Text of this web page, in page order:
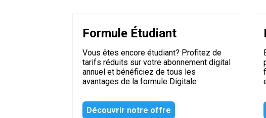
Formule Étudiant
Vous êtes encore étudiant? Profitez de
tarifs réduits sur votre abonnement digital
annuel et bénéficiez de tous les
avantages de la formule Digitale
Découvrir notre offre